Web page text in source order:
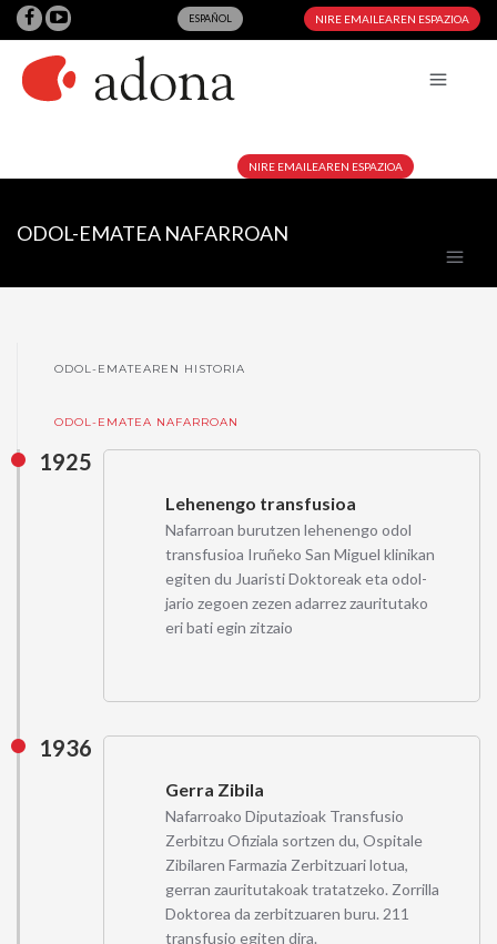
ESPAÑOL NIRE EMAILEAREN ESPAZIOA
NIRE EMAILEAREN ESPAZIOA
ODOL-EMATEA NAFARROAN
ODOL-EMATEAREN HISTORIA
ODOL-EMATEA NAFARROAN
1925
Lehenengo transfusioa
Nafarroan burutzen lehenengo odol
transfusioa Iruñeko San Miguel klinikan
egiten du Juaristi Doktoreak eta odol-
jario zegoen zezen adarrez zauritutako
eri bati egin zitzaio
1936
Gerra Zibila
Nafarroako Diputazioak Transfusio
Zerbitzu Ofiziala sortzen du, Ospitale
Zibilaren Farmazia Zerbitzuari lotua,
gerran zauritutakoak tratatzeko. Zorrilla
Doktorea da zerbitzuaren buru. 211
transfusio egiten dira.